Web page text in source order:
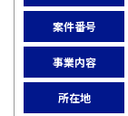
案件番号
事業内容
所在地